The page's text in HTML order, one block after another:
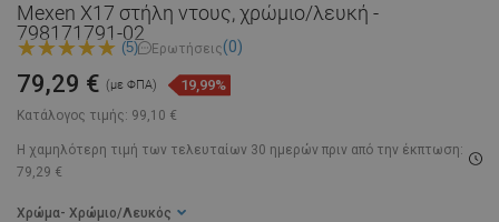
Mexen X17 στήλη ντους, χρώμιο/λευκή -
798171791-02
(5) Ερωτήσεις(0)
Κατάλογος τιμής: 99,10 €
79,29 € (με ΦΠΑ) 19,99%
Η χαμηλότερη τιμή των τελευταίων 30 ημερών πριν από την έκπτωση:
79,29 €
Χρώμα - Χρώμιο/Λευκός